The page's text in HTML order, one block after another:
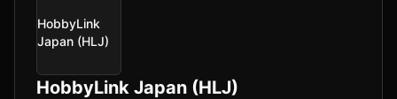
HobbyLink
Japan (HLJ)
HobbyLink Japan (HLJ)